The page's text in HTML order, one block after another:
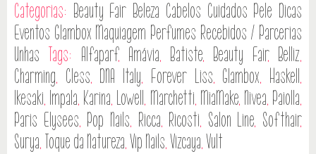
Categorias: Beauty Fair Beleza Cabelos Cuidados Pele Dicas
Eventos Glambox Maquiagem Perfumes Recebidos / Parcerias
Unhas Tags: Alfaparf, Amávia, Batiste, Beauty Fair, Belliz,
Charming, Cless, DNA Italy, Forever Liss, Glambox, Haskell ,
Ikesaki, Impala, Karina, Lowell , Marchetti, MiaMake, Nivea, Paiolla,
Paris Elysees, Pop Nails, Ricca, Ricosti, Salon Line, Softhair,
Surya, Toque da Natureza,Vip Nails,Vizcaya,Vult